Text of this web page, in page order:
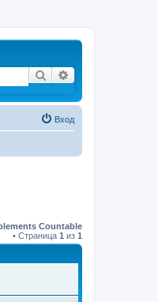
Поиск
Вход
Countable
• Страница 1 из 1